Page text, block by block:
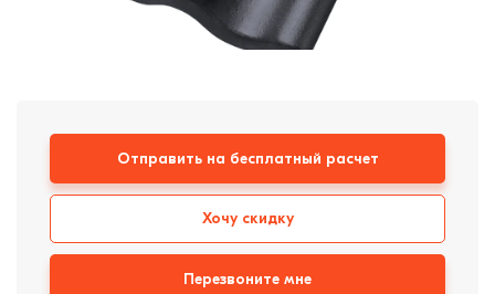
Клинкерная плитка
Строительные
смеси
Отправить на бесплатный расчет
Хочу скидку
Перезвоните мне